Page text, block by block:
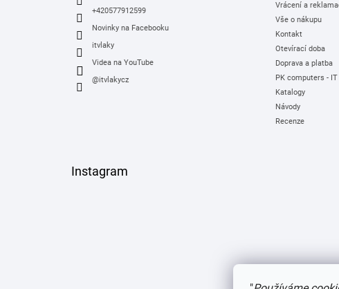
+420577912599
Novinky na Facebooku
itvlaky
Videa na YouTube
@itvlakycz
Vrácení a
Vše o nákupu
Kontakt
Otevírací doba
Doprava a platba
PK computers - IT
Katalogy
Návody
Recenze
Instagram